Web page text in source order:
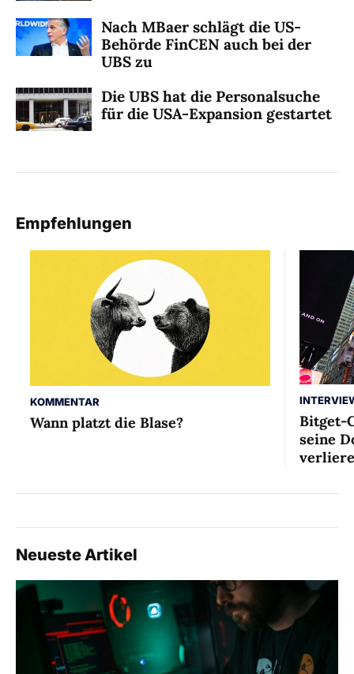
Nach MBaer schlägt die US-
Behörde FinCEN auch bei der
UBS zu
Die UBS hat die Personalsuche
für die USA-Expansion gestartet
Empfehlungen
KOMMENTAR
Wann platzt die Blase?
Bitget-
seine
Neueste Artikel